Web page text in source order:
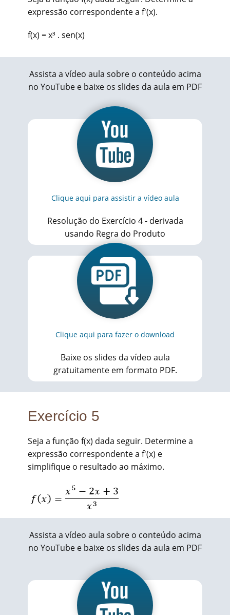
expressão correspondente a f'(x).
f(x) = x³ . sen(x)
Assista a vídeo aula sobre o conteúdo acima
no YouTube e baixe os slides da aula em PDF
Clique aqui para assistir a vídeo aula
Resolução do Exercício 4 - derivada
usando Regra do Produto
Clique aqui para fazer o download
Baixe os slides da vídeo aula
gratuitamente em formato PDF.
Exercício 5
Seja a função f(x) dada seguir. Determine a
expressão correspondente a f'(x) e
simplifique o resultado ao máximo.
Assista a vídeo aula sobre o conteúdo acima
no YouTube e baixe os slides da aula em PDF